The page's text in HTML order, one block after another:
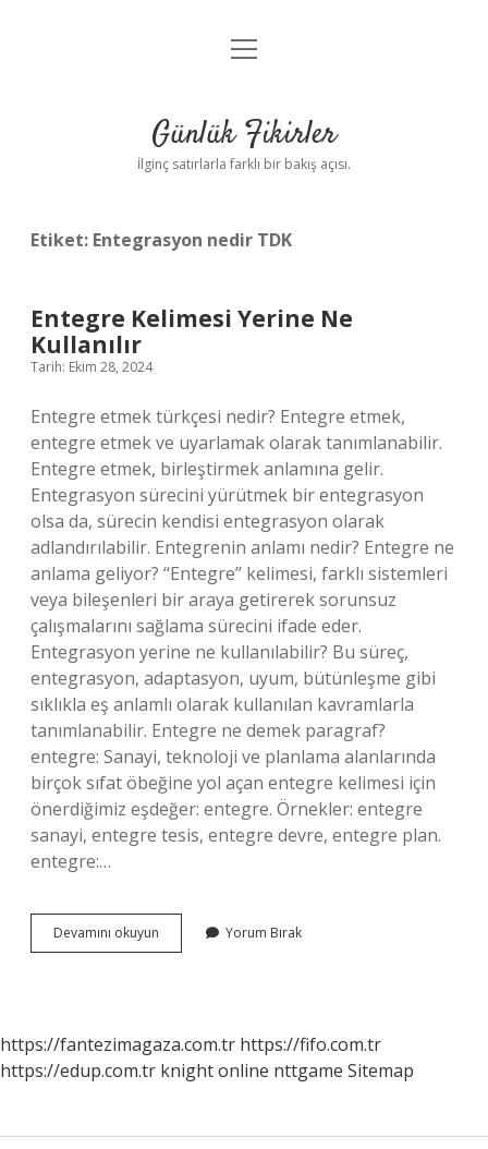
Anasayfa
Yasal Uyarı
menüyü
Günlük Fikirler
İlginç satırlarla farklı bir bakış açısı.
Etiket: Entegrasyon nedir TDK
Entegre Kelimesi Yerine Ne
Kullanılır
Tarih: Ekim 28, 2024
Entegre etmek türkçesi nedir? Entegre etmek,
entegre etmek ve uyarlamak olarak tanımlanabilir.
Entegre etmek, birleştirmek anlamına gelir.
Entegrasyon sürecini yürütmek bir entegrasyon
olsa da, sürecin kendisi entegrasyon olarak
adlandırılabilir. Entegrenin anlamı nedir? Entegre ne
anlama geliyor? “Entegre” kelimesi, farklı sistemleri
veya bileşenleri bir araya getirerek sorunsuz
çalışmalarını sağlama sürecini ifade eder.
Entegrasyon yerine ne kullanılabilir? Bu süreç,
entegrasyon, adaptasyon, uyum, bütünleşme gibi
sıklıkla eş anlamlı olarak kullanılan kavramlarla
tanımlanabilir. Entegre ne demek paragraf?
entegre: Sanayi, teknoloji ve planlama alanlarında
birçok sıfat öbeğine yol açan entegre kelimesi için
önerdiğimiz eşdeğer: entegre. Örnekler: entegre
sanayi, entegre tesis, entegre devre, entegre plan.
entegre:…
Devamını okuyun
Kelimesi
Yorum Bırak
https://fantezimagaza.com.tr https://fifo.com.tr
https://edup.com.tr knight online nttgame Sitemap